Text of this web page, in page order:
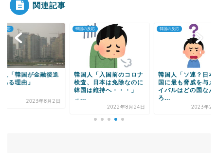
Powered by livedoor 相互RSS
関連記事
反応
人「韓国が金融後進
ある理由」
2023年8月2日
韓国の反応
韓国人「入国前のコロナ
検査、日本は免除なのに
韓国は維持へ・・・」
→...
2022年8月24日
韓国の反応
韓国人「ソ連？日本
国に最も脅威を与え
イバルはどの国なん
ろ...
2023年2